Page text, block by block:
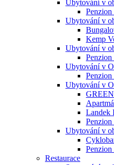
Ubytování v
Ubytování v
Kemp
Ubytování v
Penzion
Ubytování v
Ubytování v
Landek
Penzion
Ubytování v
Penzion
Restaurace